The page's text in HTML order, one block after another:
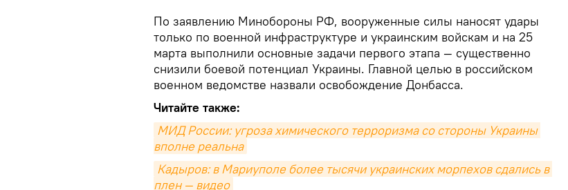
По заявлению Минобороны РФ, вооруженные силы наносят удары
только по военной инфраструктуре и украинским войскам и на 25
марта выполнили основные задачи первого этапа — существенно
снизили боевой потенциал Украины. Главной целью в российском
военном ведомстве назвали освобождение Донбасса.
Читайте также:
МИД России: угроза химического терроризма со стороны Украины
вполне реальна
Кадыров: в Мариуполе более тысячи украинских морпехов сдались в
плен — видео